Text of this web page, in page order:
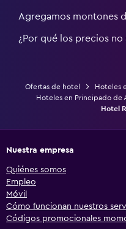
Agregamos montones
¿Por qué los precios no
Ofertas de hotel Hoteles
Hoteles en Principado de
Hotel
Nuestra empresa
Quiénes somos
Empleo
Móvil
Cómo funcionan nuestros
Códigos promocionales